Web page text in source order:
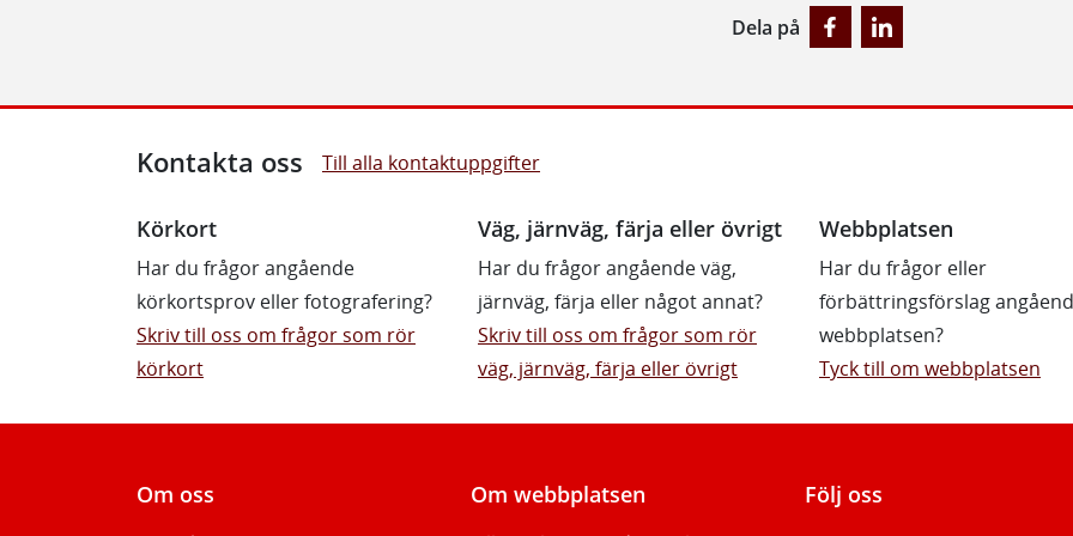
Dela på
Kontakta oss Till alla kontaktuppgifter
Körkort
Har du frågor angående
körkortsprov eller fotografering?
Skriv till oss om frågor som rör
körkort
Väg, järnväg, färja eller övrigt
Har du frågor angående väg,
järnväg, färja eller något annat?
Skriv till oss om frågor som rör
väg, järnväg, färja eller övrigt
Webbplatsen
Har du frågor eller
förbättringsförslag
webbplatsen?
Tyck till om webbplatsen
Om oss Om webbplatsen Följ oss